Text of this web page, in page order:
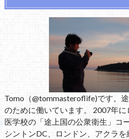
Tomo（@tommasteroflife)です。
のために働いています。 2007年
医学校の「途上国の公衆衛生」コ
シントンDC、ロンドン、アクラを